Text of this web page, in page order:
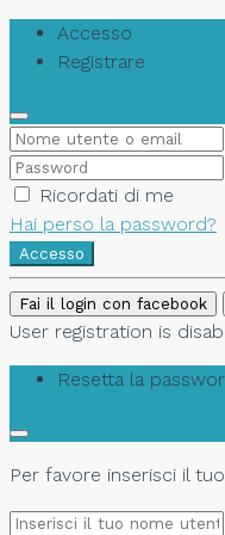
Accesso
Registrare
Ricordati di me
Hai perso la password?
Accesso
Fai il login con facebook
User registration is
Resetta la
Per favore inserisci il